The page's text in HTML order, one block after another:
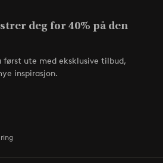
deg for 40% på den
først ute med eksklusive tilbud,
inspirasjon.